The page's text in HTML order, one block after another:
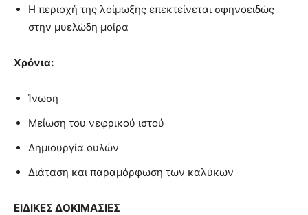
Η περιοχή της λοίμωξης επεκτείνεται σφηνοειδώς
στην μυελώδη μοίρα
Χρόνια:
Ίνωση
Μείωση του νεφρικού ιστού
Δημιουργία ουλών
Διάταση και παραμόρφωση των καλύκων
ΕΙΔΙΚΕΣ ΔΟΚΙΜΑΣΙΕΣ